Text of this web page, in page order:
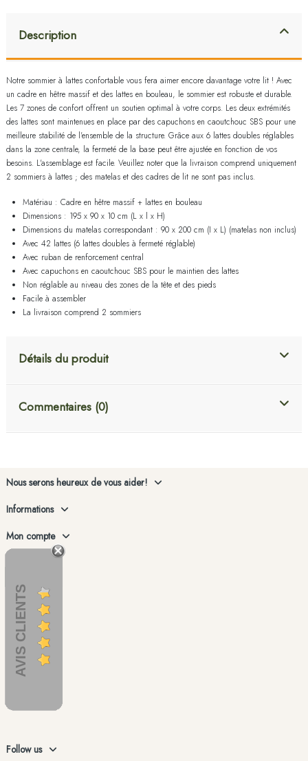
Description
Notre sommier à lattes confortable vous fera aimer encore davantage votre lit ! Avec
un cadre en hêtre massif et des lattes en bouleau, le sommier est robuste et durable.
Les 7 zones de confort offrent un soutien optimal à votre corps. Les deux extrémités
des lattes sont maintenues en place par des capuchons en caoutchouc SBS pour une
meilleure stabilité de l'ensemble de la structure. Grâce aux 6 lattes doubles réglables
dans la zone centrale, la fermeté de la base peut être ajustée en fonction de vos
besoins. L'assemblage est facile. Veuillez noter que la livraison comprend uniquement
2 sommiers à lattes ; des matelas et des cadres de lit ne sont pas inclus.
Matériau : Cadre en hêtre massif + lattes en bouleau
Dimensions : 195 x 90 x 10 cm (L x l x H)
Dimensions du matelas correspondant : 90 x 200 cm (I x L) (matelas non inclus)
Avec 42 lattes (6 lattes doubles à fermeté réglable)
Avec ruban de renforcement central
Avec capuchons en caoutchouc SBS pour le maintien des lattes
Non réglable au niveau des zones de la tête et des pieds
Facile à assembler
La livraison comprend 2 sommiers
Détails du produit
Commentaires (0)
Nous serons heureux de vous aider!
Informations
Mon compte
AVIS CLIENTS
Follow us